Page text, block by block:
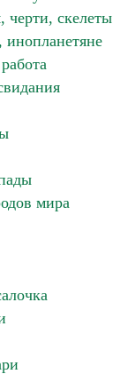
черти, скелеты
мира